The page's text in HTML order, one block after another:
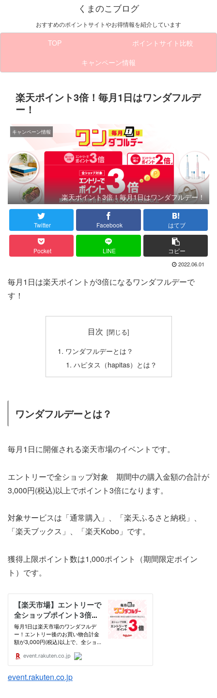
くまのこブログ
おすすめのポイントサイトやお得情報を紹介しています
TOP
ポイントサイト比較
キャンペーン情報
楽天ポイント3倍！毎月1日はワンダフルデ
ー！
キャンペーン情報
楽天ポイント3倍！毎月1日はワンダフルデー！
Twitter Facebook はてブ
Pocket LINE コピー
2022.06.01
毎月1日は楽天ポイントが3倍になるワンダフルデーで
す！
目次
ワンダフルデーとは？
ハピタス（hapitas）とは？
ワンダフルデーとは？
毎月1日に開催される楽天市場のイベントです。
エントリーで全ショップ対象 期間中の購入金額の合計が
3,000円(税込)以上でポイント3倍になります。
対象サービスは「通常購入」、「楽天ふるさと納税」、
「楽天ブックス」、「楽天Kobo」です。
獲得上限ポイント数は1,000ポイント（期間限定ポイン
ト）です。
event.rakuten.co.jp